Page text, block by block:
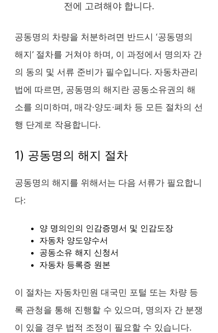
전에 고려해야 합니다.
공동명의 차량을 처분하려면 반드시 ‘공동명의
해지’ 절차를 거쳐야 하며, 이 과정에서 명의자 간
의 동의 및 서류 준비가 필수입니다. 자동차관리
법에 따르면, 공동명의 해지란 공동소유권의 해
소를 의미하며, 매각·양도·폐차 등 모든 절차의 선
행 단계로 작용합니다.
1) 공동명의 해지 절차
공동명의 해지를 위해서는 다음 서류가 필요합니
다:
양 명의인의 인감증명서 및 인감도장
자동차 양도양수서
공동소유 해지 신청서
자동차 등록증 원본
이 절차는 자동차민원 대국민 포털 또는 차량 등
록 관청을 통해 진행할 수 있으며, 명의자 간 분쟁
이 있을 경우 법적 조정이 필요할 수 있습니다.